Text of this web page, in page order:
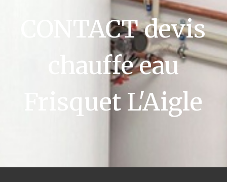
CONTACT devis
chauffe eau
Frisquet L'Aigle